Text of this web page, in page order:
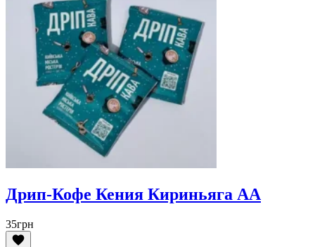
Дрип-Кофе Кения Кириньяга АА
35грн